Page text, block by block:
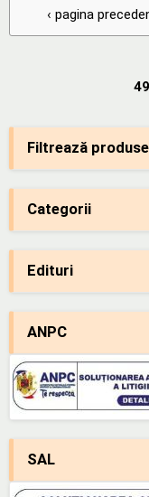
Filtrează
Categorii
Edituri
ANPC
SAL
‹ pagina